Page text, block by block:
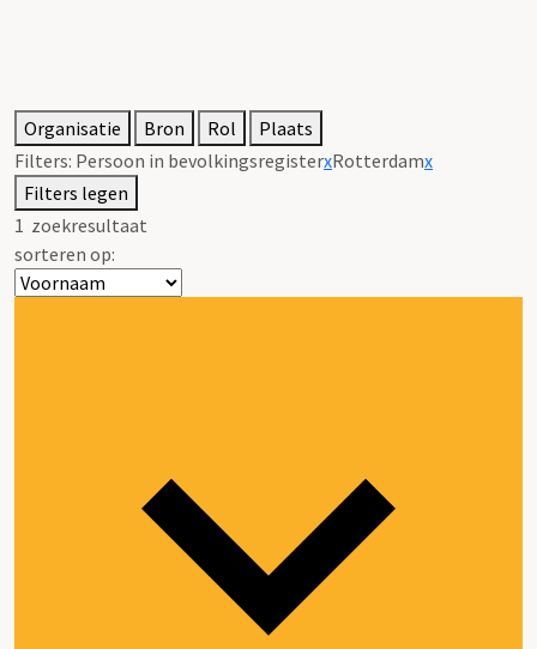
Organisatie Bron Rol
Plaats
Filters: Persoon in bevolkingsregisterxRotterdamx
Filters legen
1 zoekresultaat
sorteren op: